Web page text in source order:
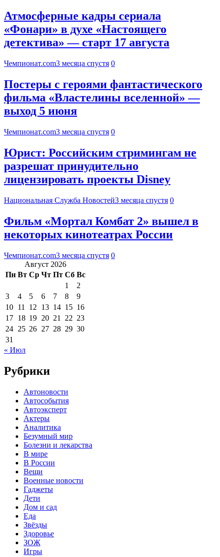
Атмосферные кадры сериала
«Фонари» в духе «Настоящего
детектива» — старт 17 августа
Чемпионат.com3 месяца спустя 0
Постеры с героями фантастического
фильма «Властелины вселенной» —
выход 5 июня
Чемпионат.com3 месяца спустя 0
Юрист: Российским стримингам не
разрешат принудительно
лицензировать проекты Disney
Национальная Служба Новостей3 месяца спустя 0
Фильм «Мортал Комбат 2» вышел в
некоторых кинотеатрах России
Чемпионат.com3 месяца спустя 0
Август 2026
Пн Вт Ср Чт Пт Сб Вс
1
2
3
4 5 6 7 8
9
10 11 12 13 14 15 16
17 18 19 20 21 22 23
24 25 26 27 28 29 30
31
« Июл
Рубрики
Автоновости
Автособытия
Автоэксперт
Актеры
Аналитика
Безумный мир
Болезни и лекарства
В мире
В России
Вещи
Военные новости
Гаджеты
Дети
Дом и сад
Еда
Звёзды
Здоровье
ЗОЖ
Игры